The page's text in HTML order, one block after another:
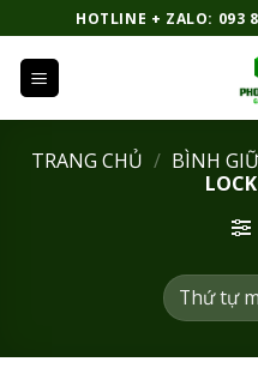
qua
dung
HOTLINE + ZALO: 093
TRANG CHỦ / BÌNH